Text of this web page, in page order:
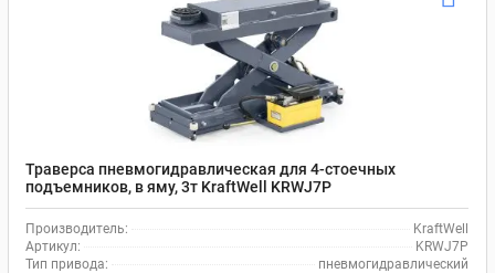
Траверса пневмогидравлическая для 4-стоечных
подъемников, в яму, 3т KraftWell KRWJ7P
Производитель:
KraftWell
Артикул:
KRWJ7P
Тип привода:
пневмогидравлический